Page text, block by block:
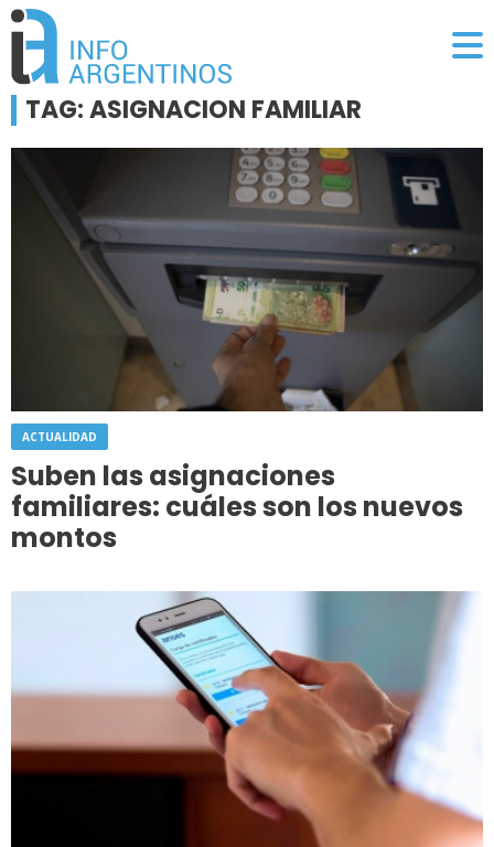
TAG: ASIGNACION FAMILIAR
ACTUALIDAD
Suben las asignaciones
familiares: cuáles son los nuevos
montos